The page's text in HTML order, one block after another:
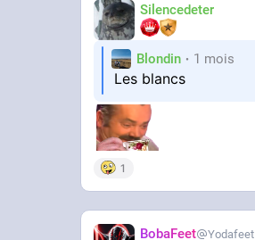
Silencedeter
Blondin 1 mois
Les blancs
1
BobaFeet Yodafeet